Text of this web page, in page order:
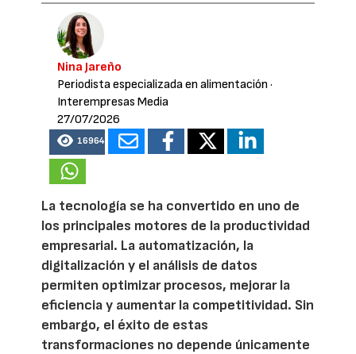
Nina Jareño
Periodista especializada en alimentación ·
Interempresas Media
27/07/2026
16964
La tecnología se ha convertido en uno de
los principales motores de la productividad
empresarial. La automatización, la
digitalización y el análisis de datos
permiten optimizar procesos, mejorar la
eficiencia y aumentar la competitividad. Sin
embargo, el éxito de estas
transformaciones no depende únicamente